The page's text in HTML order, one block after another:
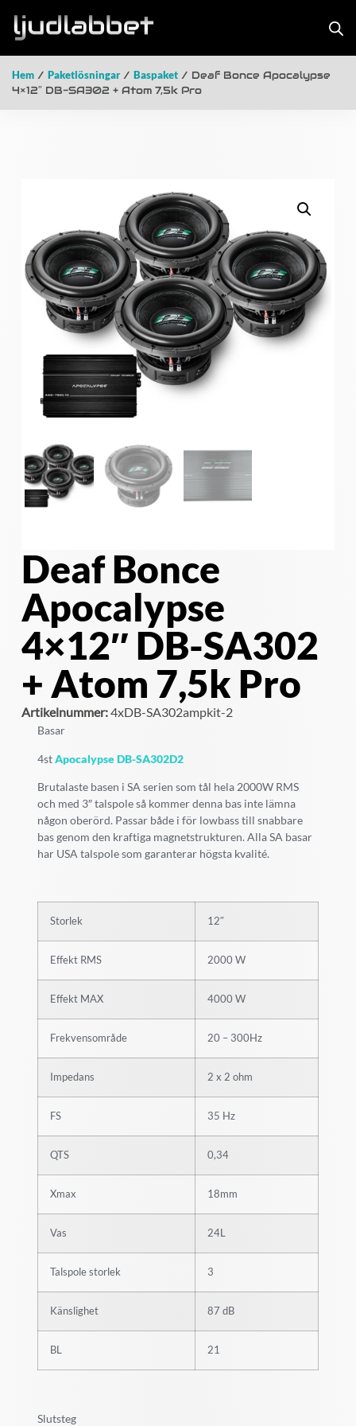
Hem / Paketlösningar/ Baspaket / Deaf Bonce Apocalypse
4×12″ DB-SA302 + Atom 7,5k Pro
Deaf Bonce
Apocalypse
4×12″ DB-SA302
+ Atom 7,5k Pro
Artikelnummer:4xDB-SA302ampkit-2
Basar
4stApocalypse DB-SA302D2
Brutalaste basen i SA serien som tål hela 2000W RMS
och med 3″ talspole så kommer denna bas inte lämna
någon oberörd. Passar både i för lowbass till snabbare
bas genom den kraftiga magnetstrukturen. Alla SA basar
har USA talspole som garanterar högsta kvalité.
Storlek 12″
Effekt RMS 2000 W
Effekt MAX 4000 W
Frekvensområde 20 – 300Hz
Impedans 2 x 2 ohm
FS 35 Hz
QTS 0,34
Xmax 18mm
Vas 24L
Talspole storlek 3
Känslighet 87 dB
BL 21
Slutsteg